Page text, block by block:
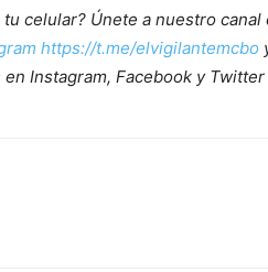
celular? Únete a nuestro
https://t.me/elvigilantemcbo
Instagram, Facebook y